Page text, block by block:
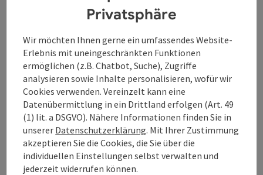
Beitrag merken: VAZ (Veranstaltungszentrum)
VAZ (Veranstaltungszentrum)
Andorf
Veranstaltungszentrum
Ihre Location für besondere Anlässe
Privatsphäre
Wir möchten Ihnen gerne ein umfassendes Website-
Erlebnis mit uneingeschränkten Funktionen
ermöglichen (z.B. Chatbot, Suche), Zugriffe
analysieren sowie Inhalte personalisieren, wofür wir
Cookies verwenden. Vereinzelt kann eine
Datenübermittlung in ein Drittland erfolgen (Art. 49
(1) lit. a DSGVO). Nähere Informationen finden Sie in
unserer Datenschutzerklärung. Mit Ihrer Zustimmung
akzeptieren Sie die Cookies, die Sie über die
individuellen Einstellungen selbst verwalten und
jederzeit widerrufen können.